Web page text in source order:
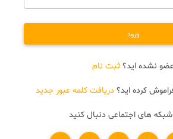
ورود
عضو نشده اید؟ ثبت نام
کرده اید؟دریافت کلمه عبور جدید
شبکه های اجتماعی دنبال کنید